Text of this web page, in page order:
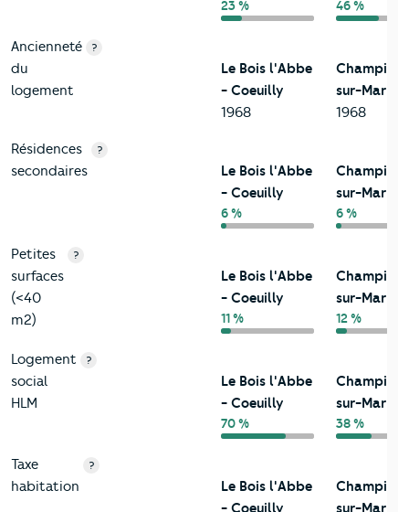
23 % 46 %
Ancienneté
du
logement
?
Le Bois l'Abbe
- Coeuilly
1968
sur-Marne
1968
Résidences
secondaires
?
Le Bois l'Abbe
- Coeuilly
6 %
sur-Marne
6 %
Petites
surfaces
(<40
m2)
?
Le Bois l'Abbe
- Coeuilly
11 %
sur-Marne
12 %
Logement
social
HLM
?
Le Bois l'Abbe
- Coeuilly
70 %
sur-Marne
38 %
Taxe
habitation
?
Le Bois l'Abbe